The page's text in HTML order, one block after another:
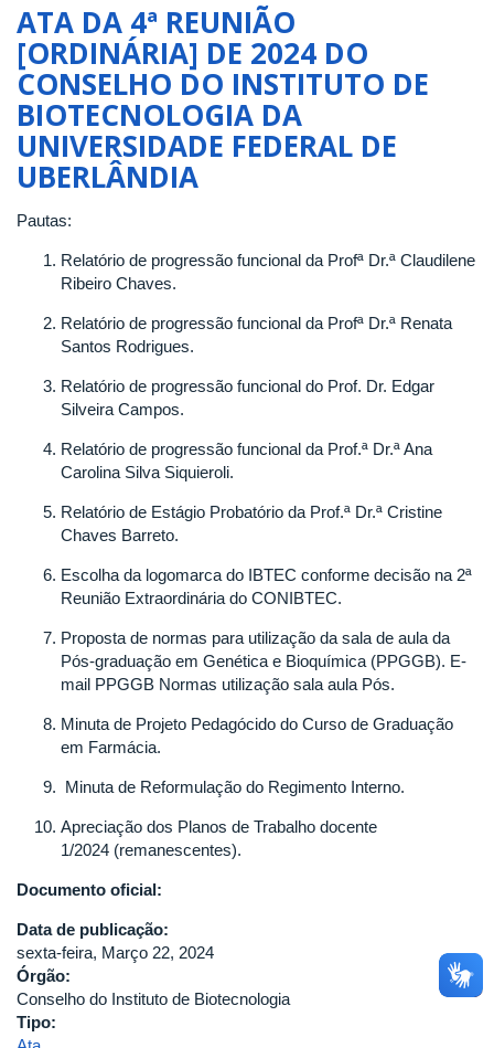
1ª
REUNIÃO
[EXTRAORDINÁRIA]
DE
2025
DO
CONSELHO
DO
BIOTECNOLOGIA
DA
FEDERAL
DE
UBERLÂNDIA
ATA DA 4ª REUNIÃO
[ORDINÁRIA] DE 2024 DO
CONSELHO DO INSTITUTO DE
BIOTECNOLOGIA DA
UNIVERSIDADE FEDERAL DE
UBERLÂNDIA
Pautas:
Relatório de progressão funcional da Profª Dr.ª Claudilene
Ribeiro Chaves.
Relatório de progressão funcional da Profª Dr.ª Renata
Santos Rodrigues.
Relatório de progressão funcional do Prof. Dr. Edgar
Silveira Campos.
Relatório de progressão funcional da Prof.ª Dr.ª Ana
Carolina Silva Siquieroli.
Relatório de Estágio Probatório da Prof.ª Dr.ª Cristine
Chaves Barreto.
Escolha da logomarca do IBTEC conforme decisão na 2ª
Reunião Extraordinária do CONIBTEC.
Proposta de normas para utilização da sala de aula da
Pós-graduação em Genética e Bioquímica (PPGGB). E-
mail PPGGB Normas utilização sala aula Pós.
Minuta de Projeto Pedagócido do Curso de Graduação
em Farmácia.
Minuta de Reformulação do Regimento Interno.
Apreciação dos Planos de Trabalho docente
1/2024 (remanescentes).
Documento oficial:
Data de publicação:
sexta-feira, Março 22, 2024
Órgão:
Conselho do Instituto de Biotecnologia
Tipo: